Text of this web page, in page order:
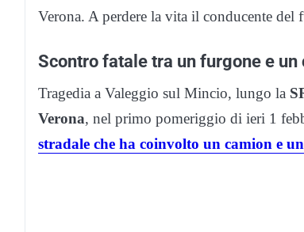
Verona. A perdere la vita il conducente del
Scontro fatale tra un furgone e
Tragedia a Valeggio sul Mincio, lungo la
Verona, nel primo pomeriggio di ieri 1
stradale che ha coinvolto un camion e